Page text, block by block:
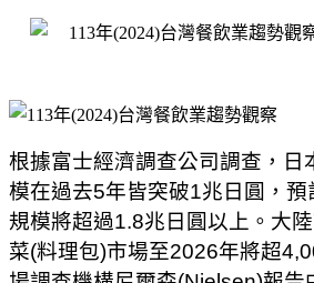
根據富士經濟調查公司調查，日
模在過去5年皆突破1兆日圓，預
規模將超過1.8兆日圓以上。大
菜(料理包)市場至2026年將超